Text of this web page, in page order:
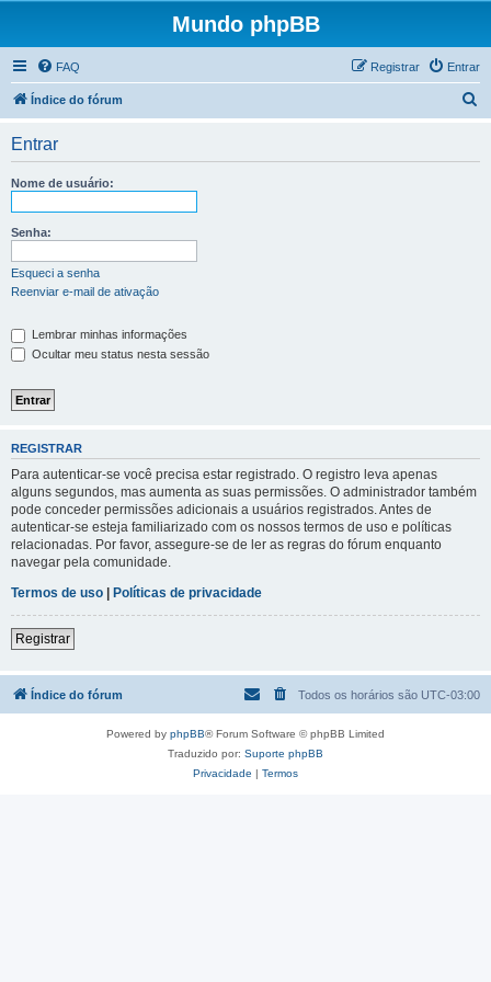
Mundo phpBB
FAQ Entrar
Registrar
Índice do fórum
Entrar
Nome de usuário:
Senha:
Esqueci a senha
Reenviar e-mail de ativação
Lembrar minhas informações
Ocultar meu status nesta sessão
REGISTRAR
Para autenticar-se você precisa estar registrado. O registro leva apenas
alguns segundos, mas aumenta as suas permissões. O administrador também
pode conceder permissões adicionais a usuários registrados. Antes de
autenticar-se esteja familiarizado com os nossos termos de uso e políticas
relacionadas. Por favor, assegure-se de ler as regras do fórum enquanto
navegar pela comunidade.
Termos de uso | Políticas de privacidade
Registrar
Índice do fórum Todos os horários são UTC-03:00
Powered by phpBB® Forum Software © phpBB Limited
Traduzido por: Suporte phpBB
Privacidade | Termos